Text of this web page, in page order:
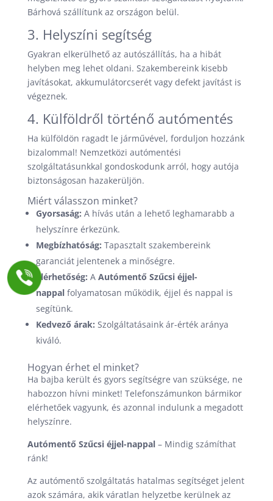
Bárhová szállítunk az országon belül.
3. Helyszíni segítség
Gyakran elkerülhető az autószállítás, ha a hibát
helyben meg lehet oldani. Szakembereink kisebb
javításokat, akkumulátorcserét vagy defekt javítást is
végeznek.
4. Külföldről történő autómentés
Ha külföldön ragadt le járművével, forduljon hozzánk
bizalommal! Nemzetközi autómentési
szolgáltatásunkkal gondoskodunk arról, hogy autója
biztonságosan hazakerüljön.
Miért válasszon minket?
Gyorsaság: A hívás után a lehető leghamarabb a
helyszínre érkezünk.
Megbízhatóság: Tapasztalt szakembereink
garanciát jelentenek a minőségre.
Elérhetőség: A Autómentő Szűcsi éjjel-
nappalfolyamatosan működik, éjjel és nappal is
segítünk.
Kedvező árak: Szolgáltatásaink ár-érték aránya
kiváló.
Hogyan érhet el minket?
Ha bajba került és gyors segítségre van szüksége, ne
habozzon hívni minket! Telefonszámunkon bármikor
elérhetőek vagyunk, és azonnal indulunk a megadott
helyszínre.
Autómentő Szűcsi éjjel-nappal– Mindig számíthat
ránk!
Az autómentő szolgáltatás hatalmas segítséget jelent
azok számára, akik váratlan helyzetbe kerülnek az